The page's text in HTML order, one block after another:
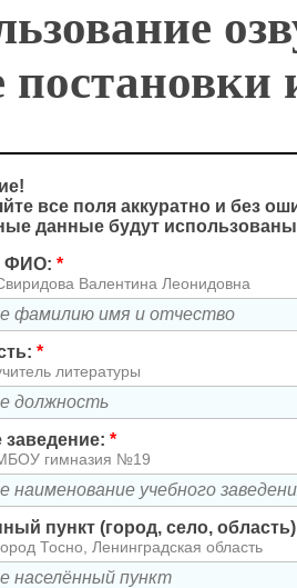
постановки
все поля аккуратно и без
данные будут
ФИО: *
Валентина Леонидовна
*
литературы
заведение: *
гимназия №19
пункт (город, село,
Тосно, Ленинградская область